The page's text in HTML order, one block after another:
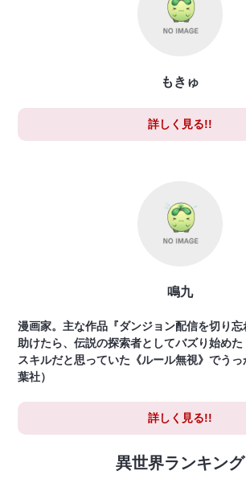
もきゅ
詳しく見る!!
鳴九
漫画家。主な作品『ダンジョン配信を切り
助けたら、伝説の探索者としてバズり始め
スキルだと思っていた《ルール無視》でう
葉社）
詳しく見る!!
異世界ランキング